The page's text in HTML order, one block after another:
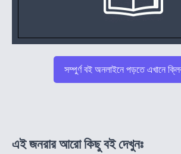
সম্পুর্ণ বই অনলাইনে পড়তে এখানে
এই জনরার আরো কিছু বই দেখুনঃ